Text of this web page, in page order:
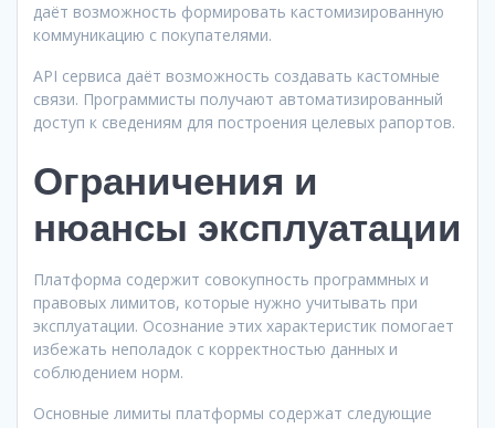
даёт возможность формировать кастомизированную
коммуникацию с покупателями.
API сервиса даёт возможность создавать кастомные
связи. Программисты получают автоматизированный
доступ к сведениям для построения целевых рапортов.
Ограничения и
нюансы эксплуатации
Платформа содержит совокупность программных и
правовых лимитов, которые нужно учитывать при
эксплуатации. Осознание этих характеристик помогает
избежать неполадок с корректностью данных и
соблюдением норм.
Основные лимиты платформы содержат следующие